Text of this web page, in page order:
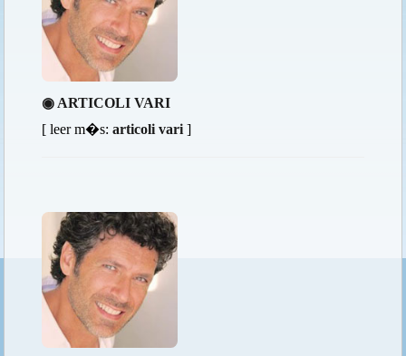
◉ ARTICOLI VARI
[ leer m�s:articoli vari ]